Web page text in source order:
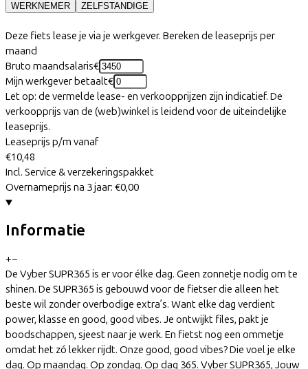
WERKNEMER ZELFSTANDIGE
Deze fiets lease je via je werkgever. Bereken de leaseprijs per
maand
Bruto maandsalaris€
Mijn werkgever betaalt€
Let op: de vermelde lease- en verkoopprijzen zijn indicatief. De
verkoopprijs van de (web)winkel is leidend voor de uiteindelijke
leaseprijs.
Leaseprijs p/m vanaf
€10,48
Incl. Service & verzekeringspakket
Overnameprijs na 3 jaar: €0,00
Informatie
+−
De Vyber SUPR365 is er voor élke dag. Geen zonnetje nodig om te
shinen. De SUPR365 is gebouwd voor de fietser die alleen het
beste wil zonder overbodige extra’s. Want elke dag verdient
power, klasse en good, good vibes. Je ontwijkt files, pakt je
boodschappen, sjeest naar je werk. En fietst nog een ommetje
omdat het zó lekker rijdt. Onze good, good vibes? Die voel je elke
dag. Op maandag. Op zondag. Op dag 365. Vyber SUPR365, Jouw